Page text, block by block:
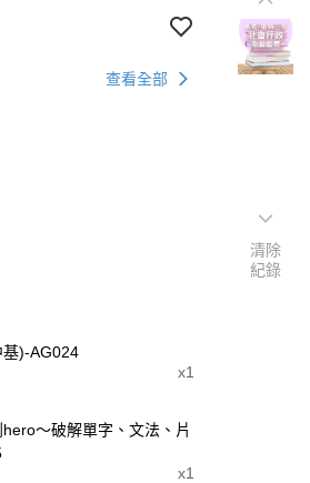
查看全部
)-AG024
x1
～破解單字、文法、片
x1
清除
紀錄